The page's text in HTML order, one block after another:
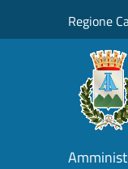
Regione